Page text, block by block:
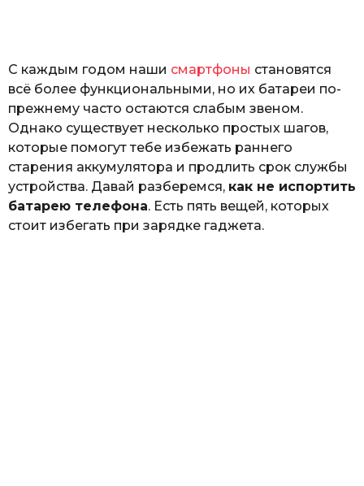
С каждым годом наши смартфоны становятся
всё более функциональными, но их батареи по-
прежнему часто остаются слабым звеном.
Однако существует несколько простых шагов,
которые помогут тебе избежать раннего
старения аккумулятора и продлить срок службы
устройства. Давай разберемся, как не испортить
батарею телефона. Есть пять вещей, которых
стоит избегать при зарядке гаджета.